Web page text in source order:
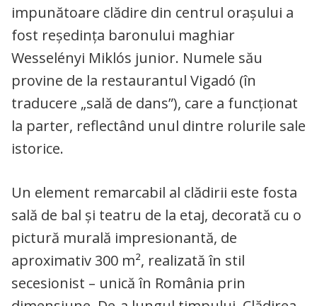
impunătoare clădire din centrul orașului a
fost reședința baronului maghiar
Wesselényi Miklós junior. Numele său
provine de la restaurantul Vigadó (în
traducere „sală de dans”), care a funcționat
la parter, reflectând unul dintre rolurile sale
istorice.
Un element remarcabil al clădirii este fosta
sală de bal și teatru de la etaj, decorată cu o
pictură murală impresionantă, de
aproximativ 300 m², realizată în stil
secesionist – unică în România prin